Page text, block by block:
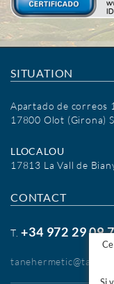
SITUATION
Apartado de correos
17800 Olot (Girona)
LLOCALOU
17813 La Vall de
CONTACT
T.+34 972 29 09